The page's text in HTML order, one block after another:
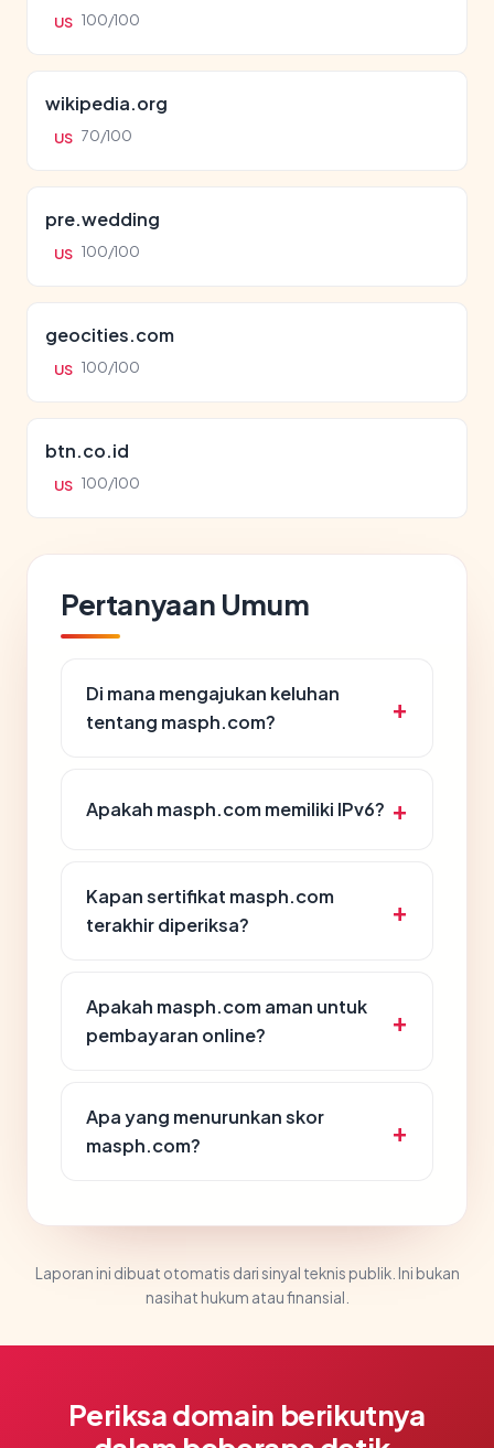
US 100/100
wikipedia.org
US 70/100
pre.wedding
US 100/100
geocities.com
US 100/100
btn.co.id
US 100/100
Pertanyaan Umum
Di mana mengajukan keluhan
tentang masph.com?
Apakah masph.com memiliki IPv6?
Kapan sertifikat masph.com
terakhir diperiksa?
Apakah masph.com aman untuk
pembayaran online?
Apa yang menurunkan skor
masph.com?
Laporan ini dibuat otomatis dari sinyal teknis publik. Ini bukan
nasihat hukum atau finansial.
Periksa domain berikutnya